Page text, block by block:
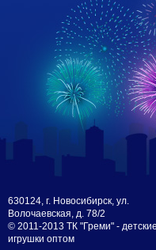
630124, г. Новосибирск, ул.
Волочаевская, д. 78/2
© 2011-2013 ТК "Греми" - детские
игрушки оптом